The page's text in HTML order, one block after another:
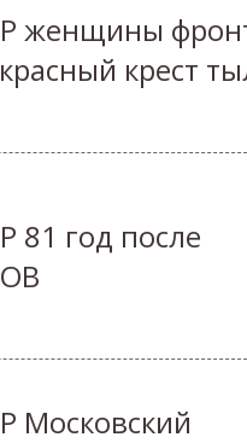
женщины
крест
81 год после
Московский